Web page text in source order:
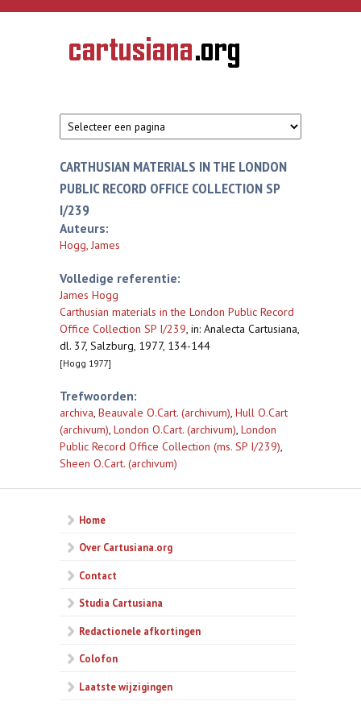
Overslaan en naar de inhoud gaan
CARTUSIANA
Geschiedenis
van de
CARTHUSIAN MATERIALS IN THE LONDON
PUBLIC RECORD OFFICE COLLECTION SP
I/239
Auteurs:
Hogg, James
Volledige referentie:
James Hogg
Carthusian materials in the London Public Record
Office Collection SP I/239, in: Analecta Cartusiana,
dl. 37, Salzburg, 1977, 134-144
[Hogg 1977]
Trefwoorden:
archiva, Beauvale O.Cart. (archivum), Hull O.Cart
(archivum), London O.Cart. (archivum), London
Public Record Office Collection (ms. SP I/239),
Sheen O.Cart. (archivum)
Home
Over Cartusiana.org
Contact
Studia Cartusiana
Redactionele afkortingen
Colofon
Laatste wijzigingen